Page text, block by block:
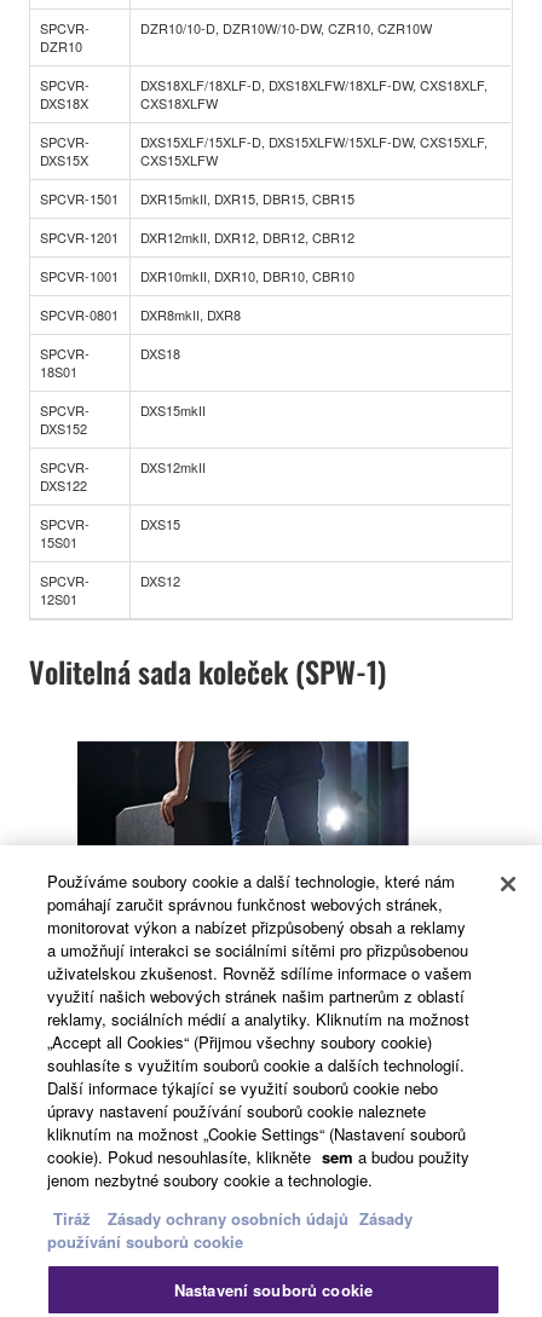
SPCVR-
DZR10
DZR10/10-D, DZR10W/10-DW, CZR10, CZR10W
SPCVR-
DXS18X
DXS18XLF/18XLF-D, DXS18XLFW/18XLF-DW, CXS18XLF,
CXS18XLFW
SPCVR-
DXS15X
DXS15XLF/15XLF-D, DXS15XLFW/15XLF-DW, CXS15XLF,
CXS15XLFW
SPCVR-1501
DXR15mkII, DXR15, DBR15, CBR15
SPCVR-1201
DXR12mkII, DXR12, DBR12, CBR12
SPCVR-1001
DXR10mkII, DXR10, DBR10, CBR10
SPCVR-0801
DXR8mkII, DXR8
SPCVR-
18S01
DXS18
SPCVR-
DXS152
DXS15mkII
SPCVR-
DXS122
DXS12mkII
SPCVR-
15S01
DXS15
SPCVR-
12S01
DXS12
Volitelná sada koleček (SPW-1)
Pro rychlejší a pohodlnější přepravu a nastavování
vašich subwooferů řady DXS je dostupná volitelná sada
koleček s radiálními kuličkovými ložisky zajišťující klidný
Používáme soubory cookie a další technologie, které nám
pomáhají zaručit správnou funkčnost webových stránek,
monitorovat výkon a nabízet přizpůsobený obsah a reklamy
a umožňují interakci se sociálními sítěmi pro přizpůsobenou
uživatelskou zkušenost. Rovněž sdílíme informace o vašem
využití našich webových stránek našim partnerům z oblastí
reklamy, sociálních médií a analytiky. Kliknutím na možnost
„Accept all Cookies“ (Přijmou všechny soubory cookie)
souhlasíte s využitím souborů cookie a dalších technologií.
Další informace týkající se využití souborů cookie nebo
úpravy nastavení používání souborů cookie naleznete
kliknutím na možnost „Cookie Settings“ (Nastavení souborů
cookie). Pokud nesouhlasíte, klikněte sem a budou použity
jenom nezbytné soubory cookie a technologie.
Tiráž
Zásady ochrany osobních údajů Zásady
používání souborů cookie
Nastavení souborů cookie